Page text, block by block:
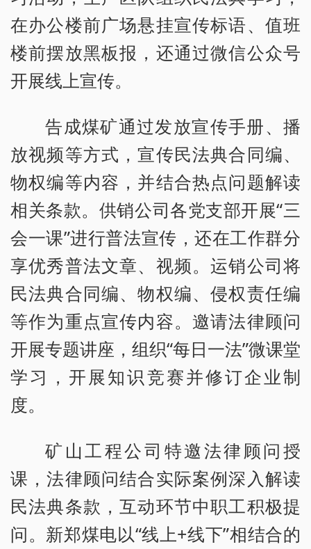
在办公楼前广场悬挂宣传标语、值班
楼前摆放黑板报，还通过微信公众号
开展线上宣传。
告成煤矿通过发放宣传手册、播
放视频等方式，宣传民法典合同编、
物权编等内容，并结合热点问题解读
相关条款。供销公司各党支部开展“三
会一课”进行普法宣传，还在工作群分
享优秀普法文章、视频。运销公司将
民法典合同编、物权编、侵权责任编
等作为重点宣传内容。邀请法律顾问
开展专题讲座，组织“每日一法”微课堂
学习，开展知识竞赛并修订企业制
度。
矿山工程公司特邀法律顾问授
课，法律顾问结合实际案例深入解读
民法典条款，互动环节中职工积极提
问。新郑煤电以“线上+线下”相结合的